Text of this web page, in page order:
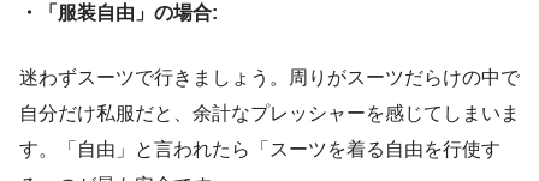
・「服装自由」の場合:
迷わずスーツで行きましょう。周りがスーツだらけの中で
自分だけ私服だと、余計なプレッシャーを感じてしまいま
す。「自由」と言われたら「スーツを着る自由を行使す